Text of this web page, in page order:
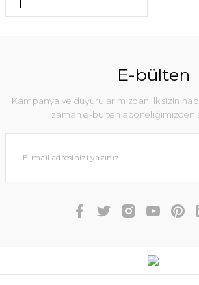
E-bülten
Kampanya ve duyurularımızdan ilk sizin
zaman e-bülten aboneliğimizden